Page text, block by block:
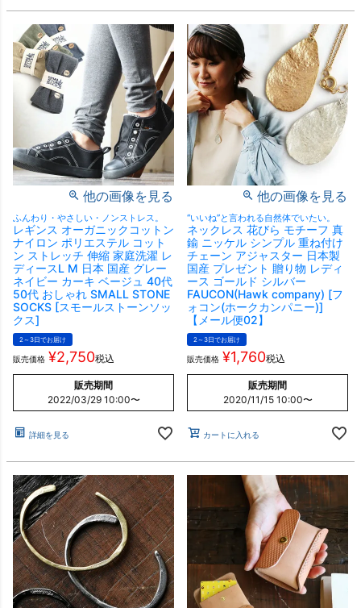
他の画像を見る
ふんわり・やさしい・ノンストレス。
レギンス オーガニックコットン
ナイロン ポリエステル コット
ン ストレッチ 伸縮 家庭洗濯 レ
ディースL M 日本 国産 グレー
ネイビー カーキ ベージュ 40代
50代 おしゃれ SMALL STONE
SOCKS [スモールストーンソッ
クス]
2～3日でお届け
販売価格 ¥2,750税込
販売期間
2022/03/29 10:00〜
詳細を見る
他の画像を見る
“いいね”と言われる自然体でいたい。
ネックレス 花びら モチーフ 真
鍮 ニッケル シンプル 重ね付け
チェーン アジャスター 日本製
国産 プレゼント 贈り物 レディ
ース ゴールド シルバー
FAUCON(Hawk company) [フ
ォコン(ホークカンパニー)]
【メール便02】
2～3日でお届け
販売価格 ¥1,760税込
販売期間
2020/11/15 10:00〜
カートに入れる